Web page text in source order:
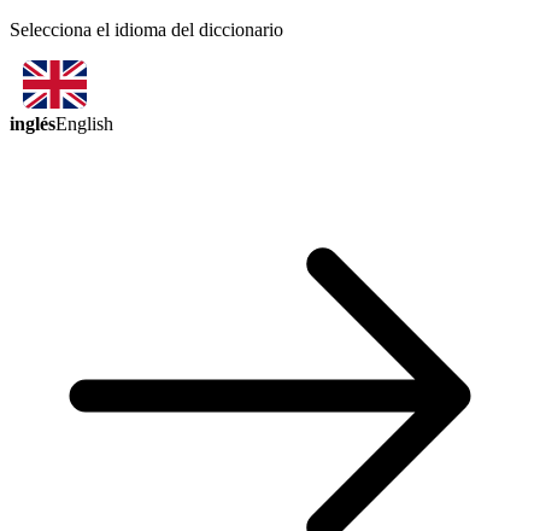
Selecciona el idioma del diccionario
inglésEnglish